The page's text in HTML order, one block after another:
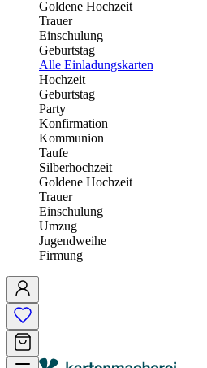
Goldene Hochzeit
Trauer
Einschulung
Geburtstag
Alle Einladungskarten
Hochzeit
Geburtstag
Party
Konfirmation
Kommunion
Taufe
Silberhochzeit
Goldene Hochzeit
Trauer
Einschulung
Umzug
Jugendweihe
Firmung